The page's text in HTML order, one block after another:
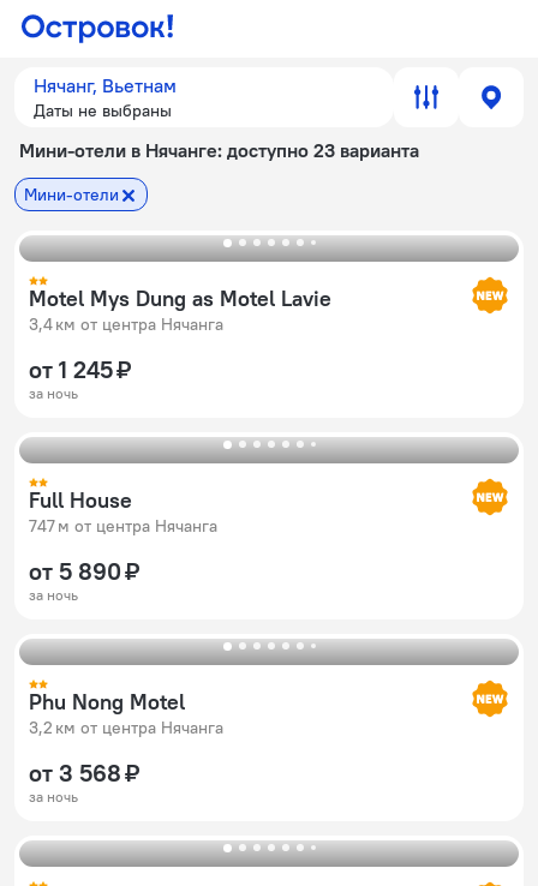
Нячанг, Вьетнам
Даты не выбраны
Мини-отели в Нячанге: доступно 23 варианта
Мини-отели
Motel Mys Dung as Motel Lavie
3,4 км от центра Нячанга
от 1 245 ₽
за ночь
Full House
747 м от центра Нячанга
от 5 890 ₽
за ночь
Phu Nong Motel
3,2 км от центра Нячанга
от 3 568 ₽
за ночь